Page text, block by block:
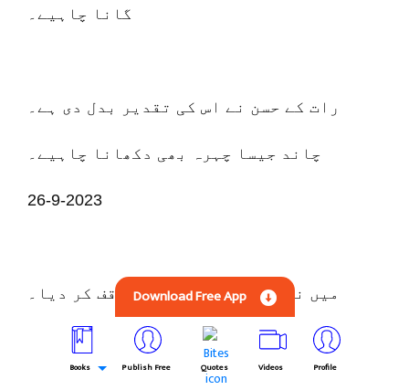
گانا چاہیے۔
رات کے حسن نے اس کی تقدیر بدل دی ہے۔
چاند جیسا چہرہ بھی دکھانا چاہیے۔
26-9-2023
میں نے اپنا دل آپ کے لیے وقف کر دیا۔
میری زندگی کو نشہ سے بھر دیا۔
Download Free App
Books Publish Free Quotes Videos Profile